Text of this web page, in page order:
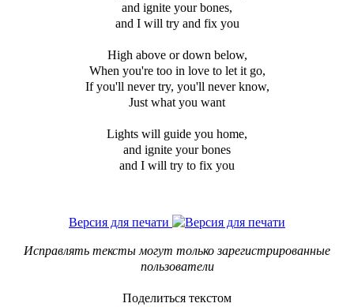
and ignite your bones,
and I will try and fix you
High above or down below,
When you're too in love to let it go,
If you'll never try, you'll never know,
Just what you want
Lights will guide you home,
and ignite your bones
and I will try to fix you
Версия для печати
Исправлять тексты могут только зарегистрированные
пользователи
Поделиться текстом